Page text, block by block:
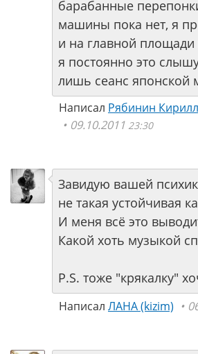
барабанные
машины пока нет, я
и на главной
я постоянно это
лишь сеанс японской
Написал Рябинин
09.10.2011 23:30
Завидую вашей
не такая устойчивая
И меня всё это
Какой хоть музыкой
P.S. тоже "крякалку"
Написал ЛАНА (kizim)